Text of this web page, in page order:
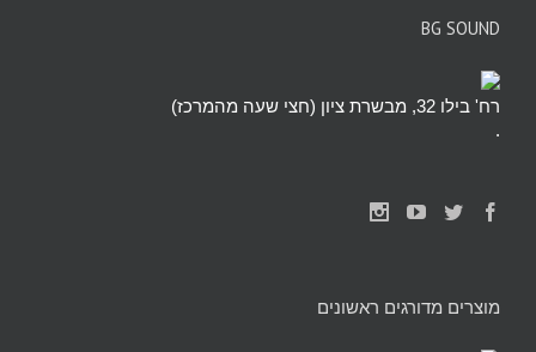
BG SOUND
רח' בילו 32, מבשרת ציון (חצי שעה מהמרכז)
.
מוצרים מדורגים ראשונים